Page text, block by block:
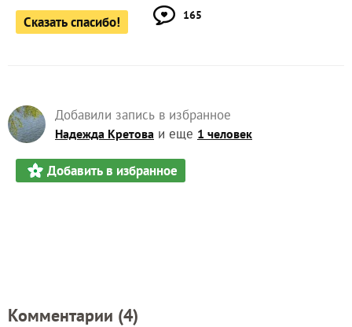
Сказать спасибо! 165
Добавили запись в избранное
Надежда Кретова и еще 1 человек
Добавить в избранное
Комментарии (4)